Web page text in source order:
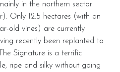
in the northern sector
Only 12.5 hectares (with an
old vines) are currently
recently been replanted to
Signature is a terrific
ripe and silky without going